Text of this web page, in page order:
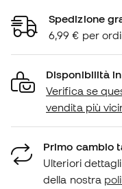
Spedizione
6,99 € per
Disponibilità
Verifica se
vendita più
Primo cambio
Ulteriori
della nostra